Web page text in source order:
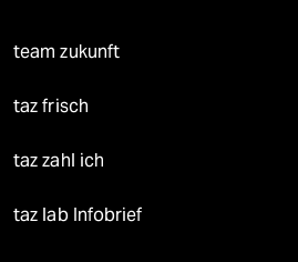
team zukunft
taz frisch
taz zahl ich
taz lab Infobrief